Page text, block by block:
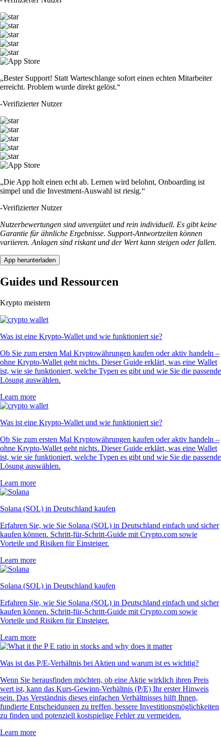
„Bester Support! Statt Warteschlange sofort einen echten Mitarbeiter
erreicht. Problem wurde direkt gelöst.“
-Verifizierter Nutzer
„Die App holt einen echt ab. Lernen wird belohnt, Onboarding ist
simpel und die Investment-Auswahl ist riesig.“
-Verifizierter Nutzer
Nutzerbewertungen sind unvergütet und rein individuell. Es gibt keine
Garantie für ähnliche Ergebnisse. Support-Antwortzeiten können
variieren. Anlagen sind riskant und der Wert kann steigen oder fallen.
App herunterladen
Guides und Ressourcen
Krypto meistern
Was ist eine Krypto-Wallet und wie funktioniert sie?
Ob Sie zum ersten Mal Kryptowährungen kaufen oder aktiv handeln –
ohne Krypto-Wallet geht nichts. Dieser Guide erklärt, was eine Wallet
ist, wie sie funktioniert, welche Typen es gibt und wie Sie die passende
Lösung auswählen.
Learn more
Was ist eine Krypto-Wallet und wie funktioniert sie?
Ob Sie zum ersten Mal Kryptowährungen kaufen oder aktiv handeln –
ohne Krypto-Wallet geht nichts. Dieser Guide erklärt, was eine Wallet
ist, wie sie funktioniert, welche Typen es gibt und wie Sie die passende
Lösung auswählen.
Learn more
Solana (SOL) in Deutschland kaufen
Erfahren Sie, wie Sie Solana (SOL) in Deutschland einfach und sicher
kaufen können. Schritt-für-Schritt-Guide mit Crypto.com sowie
Vorteile und Risiken für Einsteiger.
Learn more
Solana (SOL) in Deutschland kaufen
Erfahren Sie, wie Sie Solana (SOL) in Deutschland einfach und sicher
kaufen können. Schritt-für-Schritt-Guide mit Crypto.com sowie
Vorteile und Risiken für Einsteiger.
Learn more
Was ist das P/E-Verhältnis bei Aktien und warum ist es wichtig?
Wenn Sie herausfinden möchten, ob eine Aktie wirklich ihren Preis
wert ist, kann das Kurs-Gewinn-Verhältnis (P/E) Ihr erster Hinweis
sein. Das Verständnis dieses einfachen Verhältnisses hilft Ihnen,
fundierte Entscheidungen zu treffen, bessere Investitionsmöglichkeiten
zu finden und potenziell kostspielige Fehler zu vermeiden.
Learn more